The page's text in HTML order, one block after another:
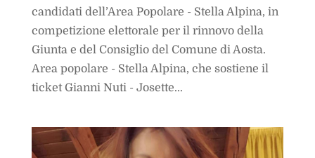
candidati dell’Area Popolare - Stella Alpina, in
competizione elettorale per il rinnovo della
Giunta e del Consiglio del Comune di Aosta.
Area popolare - Stella Alpina, che sostiene il
ticket Gianni Nuti - Josette...